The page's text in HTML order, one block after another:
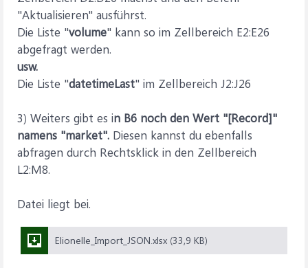
"Aktualisieren" ausführst.
Die Liste "volume" kann so im Zellbereich E2:E26
abgefragt werden.
usw.
Die Liste "datetimeLast" im Zellbereich J2:J26
3) Weiters gibt es in B6 noch den Wert "[Record]"
namens "market". Diesen kannst du ebenfalls
abfragen durch Rechtsklick in den Zellbereich
L2:M8.
Datei liegt bei.
Elionelle_Import_JSON.xlsx (33,9 KB)